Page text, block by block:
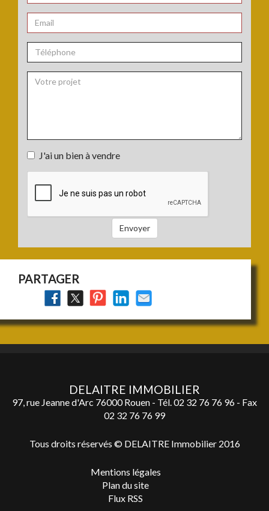
chambres
*
*
projet
:
J'ai un bien à vendre
Envoyer
PARTAGER
DELAITRE IMMOBILIER
97, rue Jeanne d'Arc 76000 Rouen - Tél. 02 32 76 76 96 - Fax
02 32 76 76 99
Tous droits réservés © DELAITRE Immobilier 2016
Mentions légales
Plan du site
Flux RSS